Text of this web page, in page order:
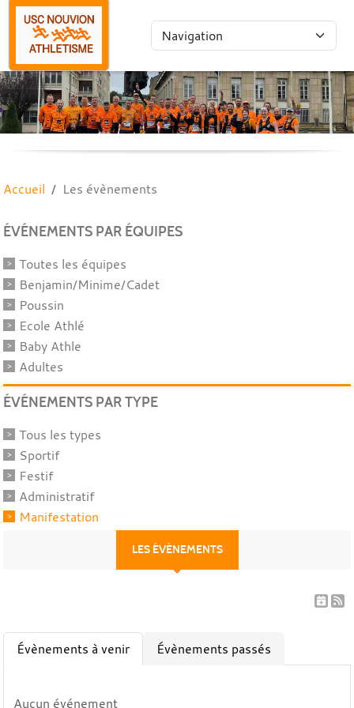
Accueil Les évènements
LES ÉVÈNEMENTS
Évènements à venir Évènements passés
Aucun événement
ÉVÉNEMENTS PAR ÉQUIPES
Toutes les équipes
Benjamin/Minime/Cadet
Poussin
Ecole Athlé
Baby Athle
Adultes
ÉVÉNEMENTS PAR TYPE
Tous les types
Sportif
Festif
Administratif
Manifestation
Panneau de gestion des cookies